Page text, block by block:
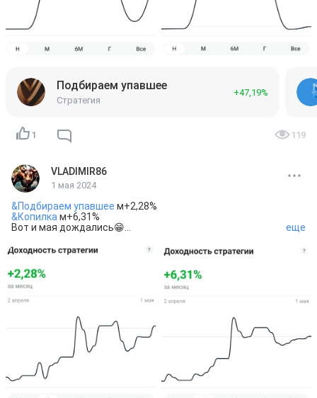
Подбираем упавшее
Стратегия
+47,19%
1 119
VLADIMIR86
1 мая 2024
&Подбираем упавшее
&Копилка м+6,31%
Вот и мая дождались😁
еще